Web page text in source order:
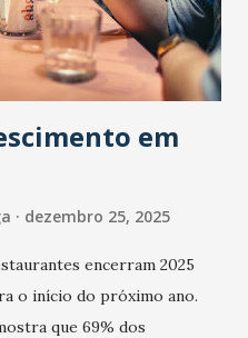
em
dezembro 25, 2025
encerram 2025
o início do próximo ano.
que 69% dos